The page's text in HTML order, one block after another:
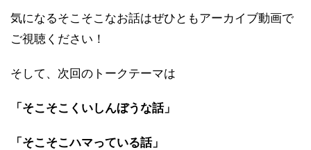
気になるそこそこなお話はぜひともアーカイブ動画で
ご視聴ください！
そして、次回のトークテーマは
「そこそこくいしんぼうな話」
「そこそこハマっている話」